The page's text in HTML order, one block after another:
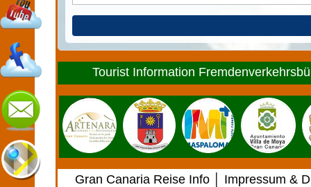
Tourist Information
Gran Canaria Reise Info Impressum &